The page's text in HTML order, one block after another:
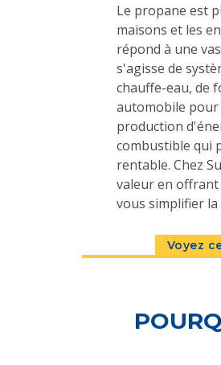
Le propane est
maisons et les
répond à une
s'agisse de
chauffe-eau, de
automobile pour
production
combustible qui
rentable. Chez
valeur en offrant
vous simplifier
Voyez